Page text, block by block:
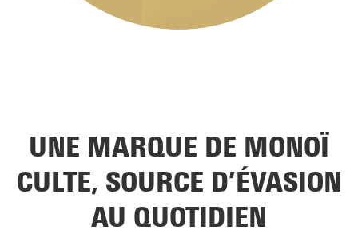
UNE MARQUE DE MONOÏ
CULTE, SOURCE D’ÉVASION
AU QUOTIDIEN